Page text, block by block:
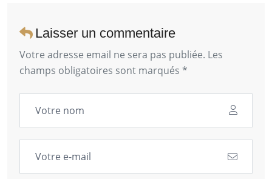
Laisser un commentaire
Votre adresse email ne sera pas publiée. Les
champs obligatoires sont marqués *